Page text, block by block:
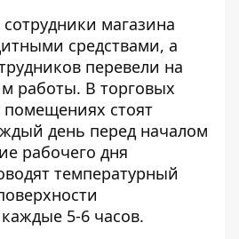
магазина
средствами, а
перевели на
работы. В торговых
стоят
день перед началом
рабочего дня
температурный
5-6 часов.